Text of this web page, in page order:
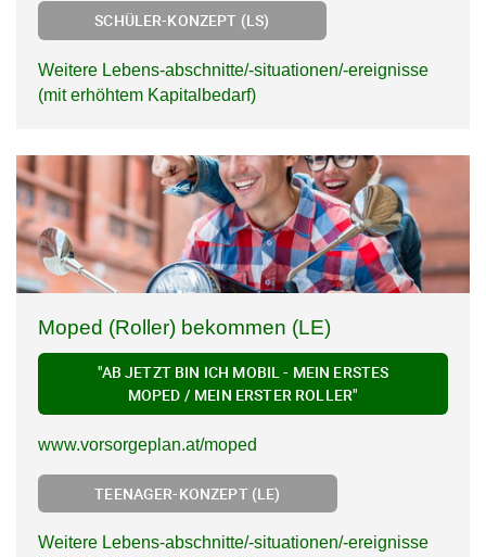
SCHÜLER-KONZEPT (LS)
Weitere Lebens-abschnitte/-situationen/-ereignisse
(mit erhöhtem Kapitalbedarf)
Moped (Roller) bekommen (LE)
"AB JETZT BIN ICH MOBIL - MEIN ERSTES
MOPED / MEIN ERSTER ROLLER"
www.vorsorgeplan.at/moped
TEENAGER-KONZEPT (LE)
Weitere Lebens-abschnitte/-situationen/-ereignisse